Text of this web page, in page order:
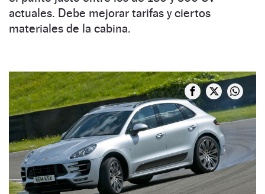
actuales. Debe mejorar tarifas y ciertos
materiales de la cabina.